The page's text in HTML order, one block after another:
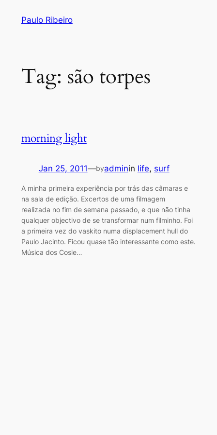
Paulo Ribeiro
Tag: são torpes
morning light
Jan 25, 2011—byadminin life, surf
A minha primeira experiência por trás das câmaras e
na sala de edição. Excertos de uma filmagem
realizada no fim de semana passado, e que não tinha
qualquer objectivo de se transformar num filminho. Foi
a primeira vez do vaskito numa displacement hull do
Paulo Jacinto. Ficou quase tão interessante como este.
Música dos Cosie…